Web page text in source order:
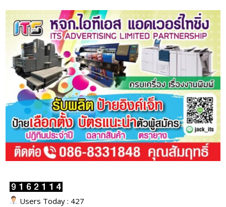
Users Today : 427